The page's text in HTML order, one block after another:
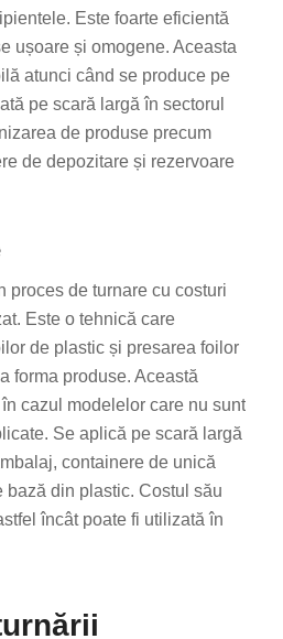
Este foarte eficientă
ușoare și omogene. Aceasta
atunci când se produce pe
pe scară largă în sectorul
de produse precum
de depozitare și rezervoare
proces de turnare cu costuri
Este o tehnică care
de plastic și presarea foilor
forma produse. Această
cazul modelelor care nu sunt
Se aplică pe scară largă
containere de unică
bază din plastic. Costul său
încât poate fi utilizată în